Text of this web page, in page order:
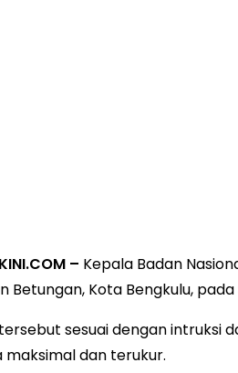
– Kepala Badan
Kota Bengkulu, pada
sesuai dengan intruksi
dan terukur.